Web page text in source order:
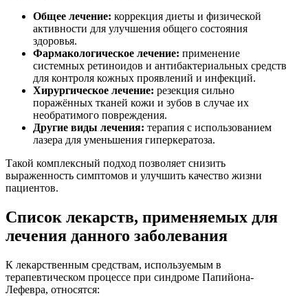
Общее лечение: коррекция диеты и физической
активности для улучшения общего состояния
здоровья.
Фармакологическое лечение: применение
системных ретиноидов и антибактериальных средств
для контроля кожных проявлений и инфекций.
Хирургическое лечение: резекция сильно
поражённых тканей кожи и зубов в случае их
необратимого повреждения.
Другие виды лечения: терапия с использованием
лазера для уменьшения гиперкератоза.
Такой комплексный подход позволяет снизить
выраженность симптомов и улучшить качество жизни
пациентов.
Список лекарств, применяемых для
лечения данного заболевания
К лекарственным средствам, используемым в
терапевтическом процессе при синдроме Папийона-
Лефевра, относятся: